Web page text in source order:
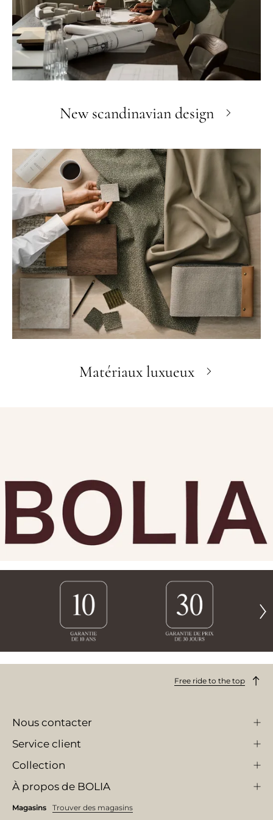
New scandinavian design
Matériaux luxueux
Free ride to the top
Nous contacter
Service client
Collection
À propos de BOLIA
Magasins Trouver des magasins